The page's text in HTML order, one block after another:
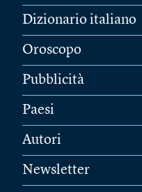
Dizionario italiano
Oroscopo
Pubblicità
Paesi
Autori
Newsletter